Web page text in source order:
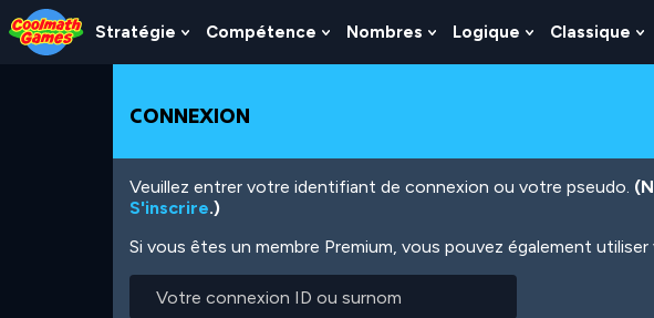
Skip
to
Top
Skip
to
Navigation
Skip
to
Main
Skip
to
Footer
Aller
au
contenu
Stratégie
Show
Submenu
Stratégie
Compétence
Show
Submenu
Nombres
Show
Submenu
Logique
Show
Submenu
Classique
CONNEXION
Veuillez entrer votre identifiant de connexion ou votre pseudo.
S'inscrire.)
Si vous êtes un membre Premium, vous pouvez également
connexion